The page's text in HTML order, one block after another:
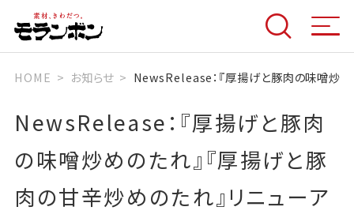
HOME お知らせ NewsRelease：『厚揚げと豚肉の味噌炒め
NewsRelease：『厚揚げと豚肉
の味噌炒めのたれ』『厚揚げと豚
肉の甘辛炒めのたれ』リニューア